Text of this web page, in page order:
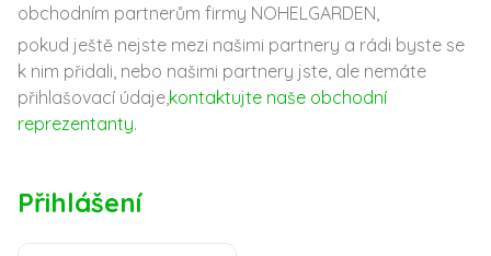
obchodním partnerům firmy NOHELGARDEN,
pokud ještě nejste mezi našimi partnery a rádi byste se
k nim přidali, nebo našimi partnery jste, ale nemáte
přihlašovací údaje,kontaktujte naše obchodní
reprezentanty.
Přihlášení